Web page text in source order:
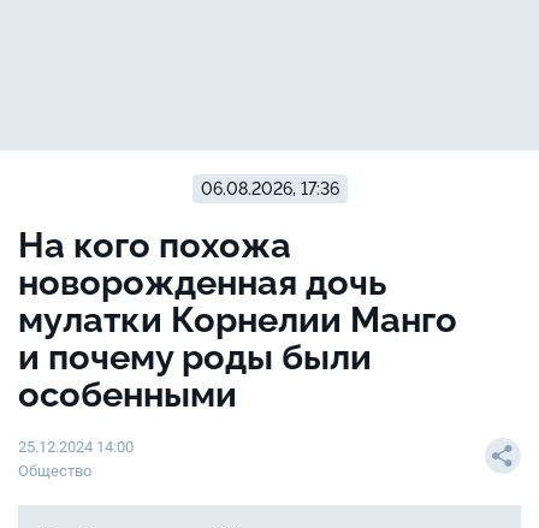
06.08.2026, 17:36
На кого похожа
новорожденная дочь
мулатки Корнелии Манго
и почему роды были
особенными
25.12.2024 14:00
Общество